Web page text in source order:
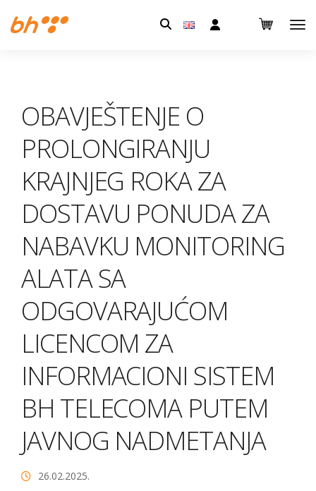
Pretraga:
OBAVJEŠTENJE O
PROLONGIRANJU
KRAJNJEG ROKA ZA
DOSTAVU PONUDA ZA
NABAVKU MONITORING
ALATA SA
ODGOVARAJUĆOM
LICENCOM ZA
INFORMACIONI SISTEM
BH TELECOMA PUTEM
JAVNOG NADMETANJA
26.02.2025.